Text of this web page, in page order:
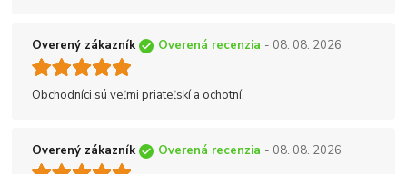
Overený zákazník Overená recenzia - 08. 08. 2026
Obchodníci sú veľmi priateľskí a ochotní.
Overený zákazník Overená recenzia - 08. 08. 2026